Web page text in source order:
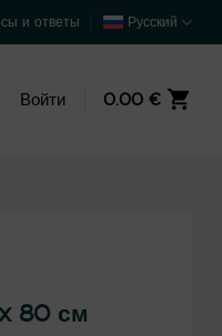
и ответы Русский
Войти 0.00 €
80 см